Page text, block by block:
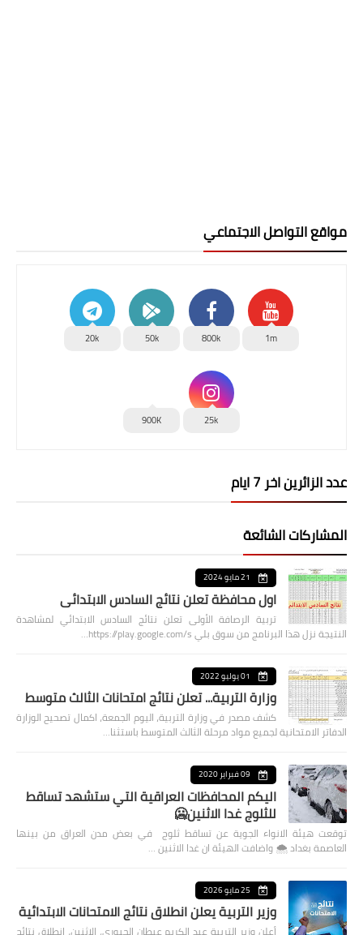
مواقع التواصل الاجتماعي
1m
800k
50k
20k
25k
900K
عدد الزائرين اخر 7 ايام
المشاركات الشائعة
21 مايو 2024
اول محافظة تعلن نتائج السادس الابتدائي
تربية الرصافة الأولى تعلن نتائج السادس الابتدائي لمشاهدة
النتيجة نزل هذا البرنامج من سوق بلي https://play.google.com/s…
01 يوليو 2022
وزارة التربية... تعلن نتائج امتحانات الثالث متوسط
كشف مصدر في وزارة التربية، اليوم الجمعة، اكمال تصحيح الوزارة
الدفاتر الامتحانية لجميع مواد مرحلة الثالث المتوسط باستثنا…
09 فبراير 2020
اليكم المحافظات العراقية التي ستشهد تساقط
للثلوج غدا الاثنين🥶
توقعت هيئة الانواء الجوية عن تساقط ثلوج في بعض مدن العراق من بينها
العاصمة بغداد ⁦🌨️⁩ واضافت الهيئة ان غدا الاثنين …
25 مايو 2026
وزير التربية يعلن انطلاق نتائج الامتحانات الابتدائية